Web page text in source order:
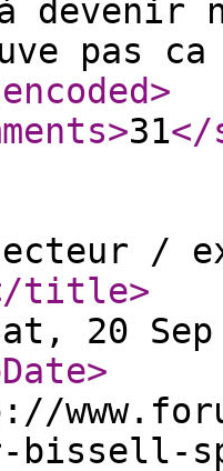
à
pas
>
>31</
/
title>
20
>
bissell-